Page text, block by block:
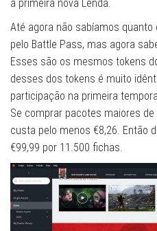
a primeira nova Lenda.
Até agora não sabíamos quanto
pelo Battle Pass, mas agora
Esses são os mesmos tokens
desses dos tokens é muito
participação na primeira
Se comprar pacotes maiores
custa pelo menos €8,26. Então
€99,99 por 11.500 fichas.